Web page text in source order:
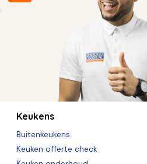
Keukens
Buitenkeukens
Keuken offerte check